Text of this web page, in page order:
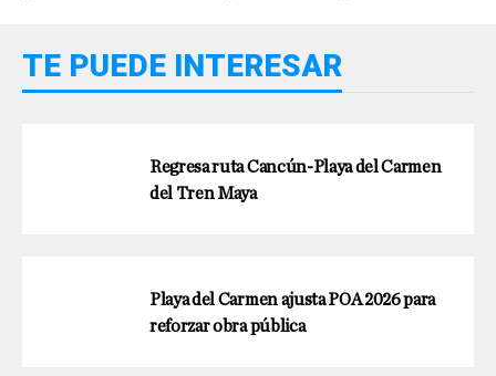
TE PUEDE INTERESAR
Regresa ruta Cancún-Playa del Carmen
del Tren Maya
Playa del Carmen ajusta POA 2026 para
reforzar obra pública